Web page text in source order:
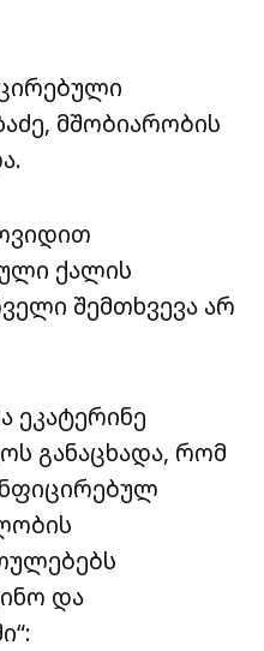
მშობიარობის
ქალის
შემთხვევა არ
ეკატერინე
განაცხადა, რომ
და